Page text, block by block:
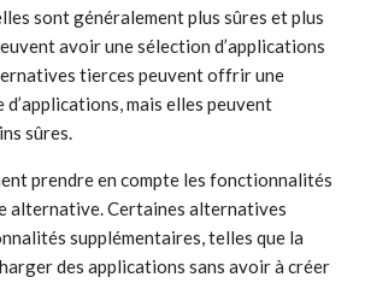
sont généralement plus sûres et plus
avoir une sélection d’applications
tierces peuvent offrir une
mais elles peuvent
sûres.
prendre en compte les fonctionnalités
alternative. Certaines alternatives
supplémentaires, telles que la
des applications sans avoir à créer